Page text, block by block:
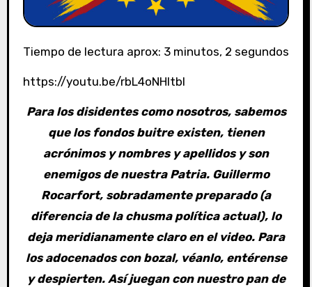
Tiempo de lectura aprox: 3 minutos, 2 segundos
https://youtu.be/rbL4oNHItbI
Para los disidentes como nosotros, sabemos
que los fondos buitre existen, tienen
acrónimos y nombres y apellidos y son
enemigos de nuestra Patria. Guillermo
Rocarfort, sobradamente preparado (a
diferencia de la chusma política actual), lo
deja meridianamente claro en el video. Para
los adocenados con bozal, véanlo, entérense
y despierten. Así juegan con nuestro pan de